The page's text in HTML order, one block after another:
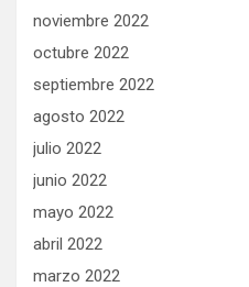
noviembre 2022
octubre 2022
septiembre 2022
agosto 2022
julio 2022
junio 2022
mayo 2022
abril 2022
marzo 2022